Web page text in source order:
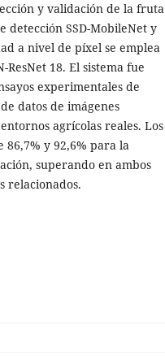
y validación de la fruta
detección SSD-MobileNet y
a nivel de píxel se emplea
18. El sistema fue
experimentales de
datos de imágenes
agrícolas reales. Los
y 92,6% para la
superando en ambos
relacionados.